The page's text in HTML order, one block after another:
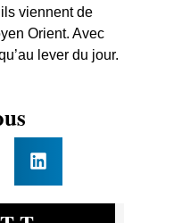
viennent de
Orient. Avec
lever du jour.